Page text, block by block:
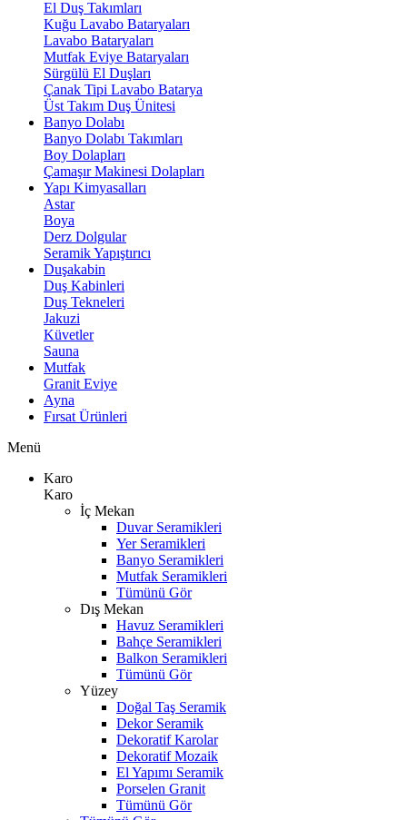
El Duş Takımları
Kuğu Lavabo Bataryaları
Lavabo Bataryaları
Mutfak Eviye Bataryaları
Sürgülü El Duşları
Çanak Tipi Lavabo Batarya
Üst Takım Duş Ünitesi
Banyo Dolabı
Banyo Dolabı Takımları
Boy Dolapları
Çamaşır Makinesi Dolapları
Yapı Kimyasalları
Astar
Boya
Derz Dolgular
Seramik Yapıştırıcı
Duşakabin
Duş Kabinleri
Duş Tekneleri
Jakuzi
Küvetler
Sauna
Mutfak
Granit Eviye
Ayna
Fırsat Ürünleri
Menü
Karo
Karo
İç Mekan
Duvar Seramikleri
Yer Seramikleri
Banyo Seramikleri
Mutfak Seramikleri
Tümünü Gör
Dış Mekan
Havuz Seramikleri
Bahçe Seramikleri
Balkon Seramikleri
Tümünü Gör
Yüzey
Doğal Taş Seramik
Dekor Seramik
Dekoratif Karolar
Dekoratif Mozaik
El Yapımı Seramik
Porselen Granit
Tümünü Gör